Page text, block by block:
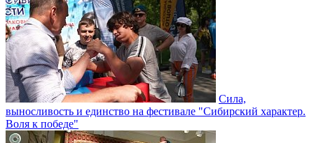
Сила,
выносливость и единство на фестивале "Сибирский характер.
Воля к победе"